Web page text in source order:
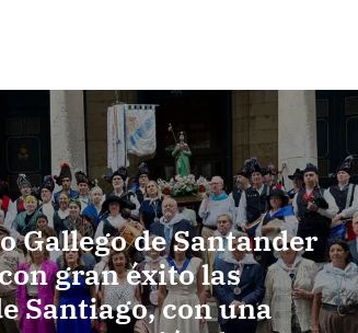
Gallego de Santander
gran éxito las
Santiago, con una